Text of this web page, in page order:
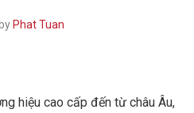
by Phat Tuan
hiệu cao cấp đến từ châu Âu,